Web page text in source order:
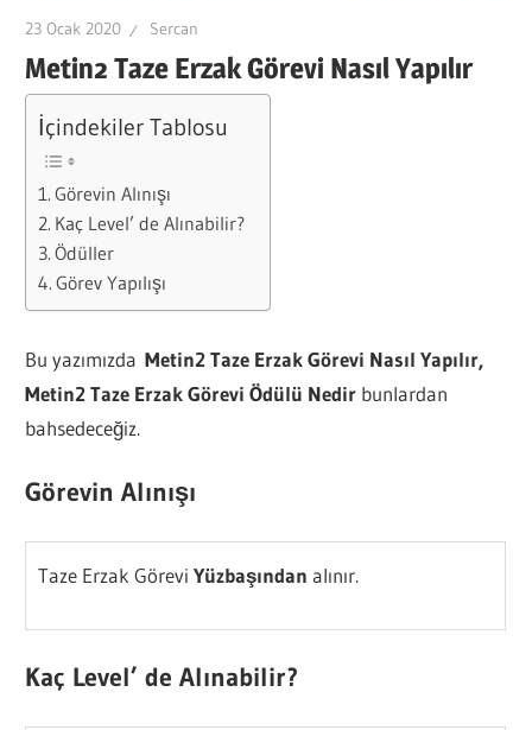
23 Ocak 2020 Sercan
Metin2 Taze Erzak Görevi Nasıl Yapılır
İçindekiler Tablosu
Görevin Alınışı
Kaç Level’ de Alınabilir?
Ödüller
Görev Yapılışı
Bu yazımızdaMetin2 Taze Erzak Görevi Nasıl Yapılır,
Metin2 Taze Erzak Görevi Ödülü Nedir bunlardan
bahsedeceğiz.
Görevin Alınışı
Taze Erzak GöreviYüzbaşındanalınır.
Kaç Level’ de Alınabilir?